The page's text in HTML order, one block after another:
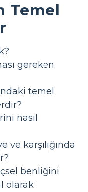
Temel
gereken
temel
nasıl
ve karşılığında
benliğini
olarak